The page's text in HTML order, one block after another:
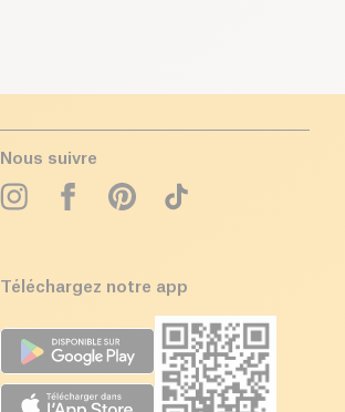
Nous suivre
Téléchargez notre app